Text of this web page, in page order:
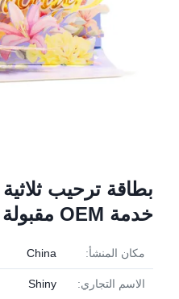
بطاقة ترحيب
خدمة OEM مقبولة للمناسبة القياسية
مكان المنشأ: China
الاسم التجاري: Shiny